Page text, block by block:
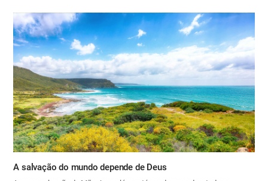
A salvação do mundo depende de Deus